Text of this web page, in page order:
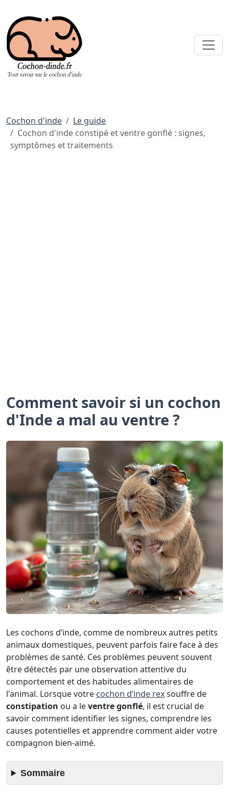
Cochon d'inde
Le guide
Cochon d'inde constipé et ventre gonflé : signes,
symptômes et traitements
Comment savoir si un cochon
d'Inde a mal au ventre ?
Les cochons d’inde, comme de nombreux autres petits
animaux domestiques, peuvent parfois faire face à des
problèmes de santé. Ces problèmes peuvent souvent
être détectés par une observation attentive du
comportement et des habitudes alimentaires de
l'animal. Lorsque votre cochon d’inde rexsouffre de
constipation ou a leventre gonflé, il est crucial de
savoir comment identifier les signes, comprendre les
causes potentielles et apprendre comment aider votre
compagnon bien-aimé.
Sommaire